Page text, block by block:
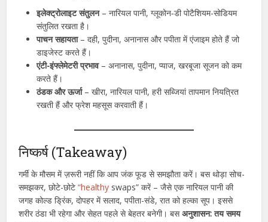
इलेक्ट्रोलाइट संतुलन– नारियल पानी, ग्लूकोन‑डी पोटैशियम-सोडियम
संतुलित रखता है।
पाचन सहायता– दही, पुदीना, अनानास और पपीता में एंजाइम होते हैं जो
डाइजेस्ट करते हैं।
एंटी-इंफ्लेमेटरी प्रभाव– अनानास, पुदीना, प्याज, खरबूजा सूजन को कम
करते हैं।
ठंडक और ऊर्जा– खीरा, नारियल पानी, हरी सब्जियां तापमान नियत्रित
रखती हैं और फ्रेश महसूस करवाती हैं।
निष्कर्ष (Takeaway)
गर्मी के मौसम में ज़रूरी नहीं कि आप जंक फूड से समझौता करें। बस थोड़ा सोच-
समझकर, छोटे-छोटे“healthy swaps” करें – जैसे एक नारियल पानी की
जगह कोल्ड ड्रिंक, दोपहर में सलाद, पपीता-संडे, रात को हल्का सूप। इससे
शरीर ठंडा भी रहेगा और सेहत पहले से बेहतर बनेगी। बसअनुशासन: तय समय